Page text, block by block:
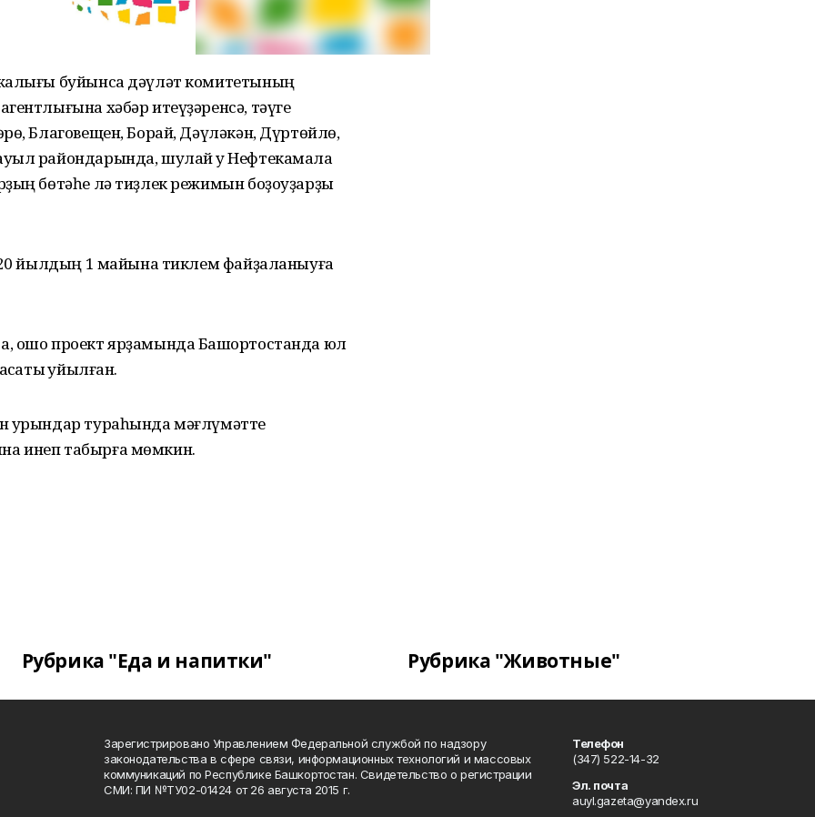
буйынса дәүләт комитетының
хәбәр итеүҙәренсә, тәүге
Благовещен, Борай, Дәүләкән, Дүртөйлө,
райондарында, шулай уҡ Нефтекамала
бөтәһе лә тиҙлек режимын боҙоуҙарҙы
йылдың 1 майына тиклем файҙаланыуға
ошо проект ярҙамында Башҡортостанда юл
ҡуйылған.
урындар тураһында мәғлүмәтте
инеп табырға мөмкин.
Рубрика "Еда и напитки" Рубрика "Животные"
Зарегистрировано Управлением Федеральной службой по надзору
законодательства в сфере связи, информационных технологий и массовых
коммуникаций по Республике Башкортостан. Свидетельство о регистрации
СМИ: ПИ №ТУ02-01424 от 26 августа 2015 г.
Телефон
(347) 522-14-32
Эл. почта
auyl.gazeta@yandex.ru